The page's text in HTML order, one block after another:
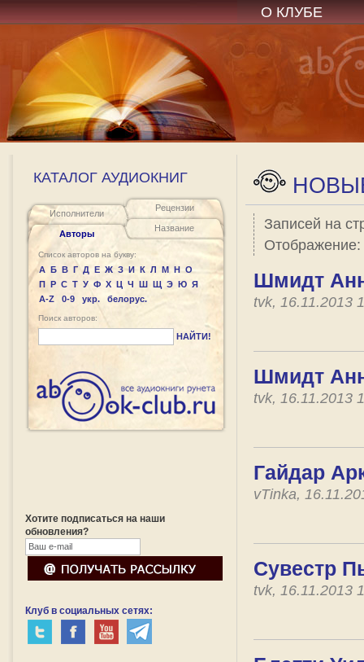
О КЛУБЕ
КАТАЛОГ АУДИОКНИГ
Исполнители
Авторы
Рецензии
Название
Список авторов на букву:
А Б В Г Д Е Ж З И К Л М Н О
П Р С Т У Ф Х Ц Ч Ш Щ Э Ю Я
A-Z
0-9 укр. белорус.
Поиск авторов:
НАЙТИ!
Хотите подписаться на наши
обновления?
Клуб в социальных сетях:
Записей на
Отображение:
Шмидт
tvk, 16.11.2013
Шмидт
tvk, 16.11.2013
Гайдар
vTinka,
Сувестр
tvk, 16.11.2013